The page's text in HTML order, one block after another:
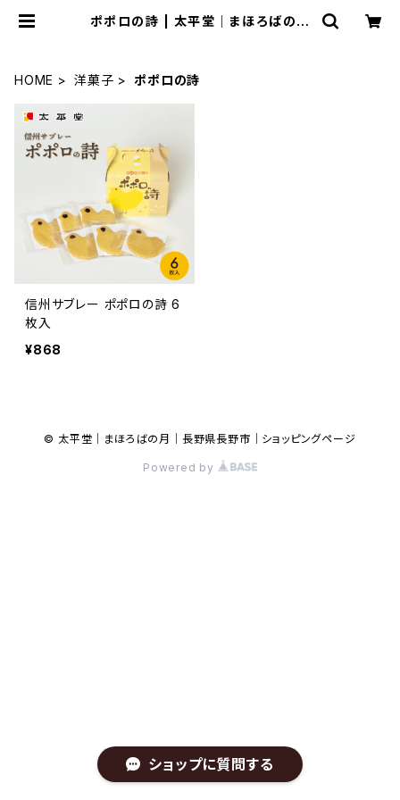
ポポロの詩 | 太平堂｜まほろばの月
HOME 洋菓子 ポポロの詩
信州サブレー ポポロの詩 6
枚入
¥868
© 太平堂｜まほろばの月｜長野県長野市｜ショッピングページ
Powered by
ショップに質問する